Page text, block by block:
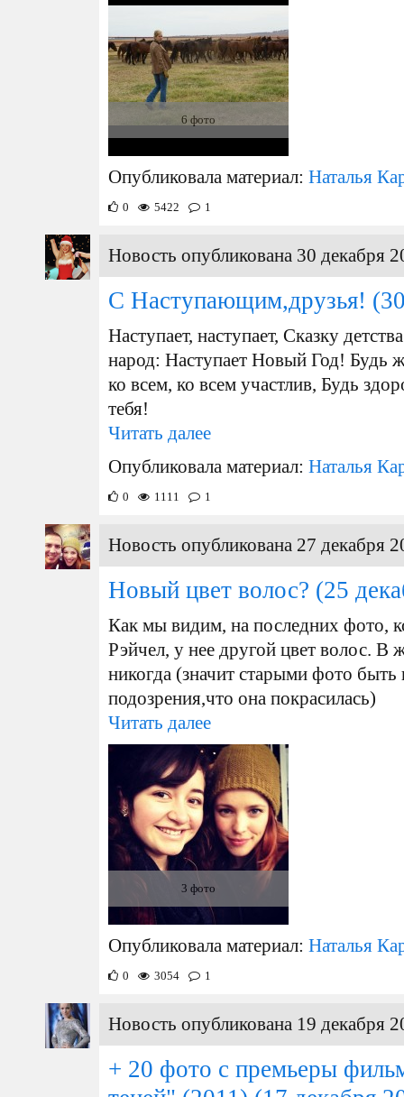
6 фото
Опубликовала материал: Наталья
0 5422 1
Новость опубликована 30 декабря
С Наступающим,друзья!
Наступает, наступает, Сказку
народ: Наступает Новый Год! Будь
ко всем, ко всем участлив, Будь
тебя!
Читать далее
Опубликовала материал: Наталья
0 1111 1
Новость опубликована 27 декабря
Новый цвет волос? (25
Как мы видим, на последних фото,
Рэйчел, у нее другой цвет волос. В
никогда (значит старыми фото быть
подозрения,что она покрасилась)
Читать далее
3 фото
Опубликовала материал: Наталья
0 3054 1
Новость опубликована 19 декабря
+ 20 фото с премьеры